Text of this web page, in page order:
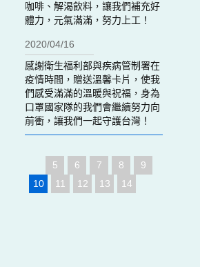
咖啡、解渴飲料，讓我們補充好
體力，元氣滿滿，努力上工！
2020/04/16
感謝衛生福利部與疾病管制署在
疫情時間，贈送溫馨卡片，使我
們感受滿滿的溫暖與祝福，身為
口罩國家隊的我們會繼續努力向
前衝，讓我們一起守護台灣！
5 6 7 8
9
10
11 12 13 14